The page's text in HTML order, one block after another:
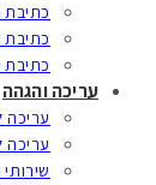
כתיבת
עריכה והגהה
עריכה
עריכה